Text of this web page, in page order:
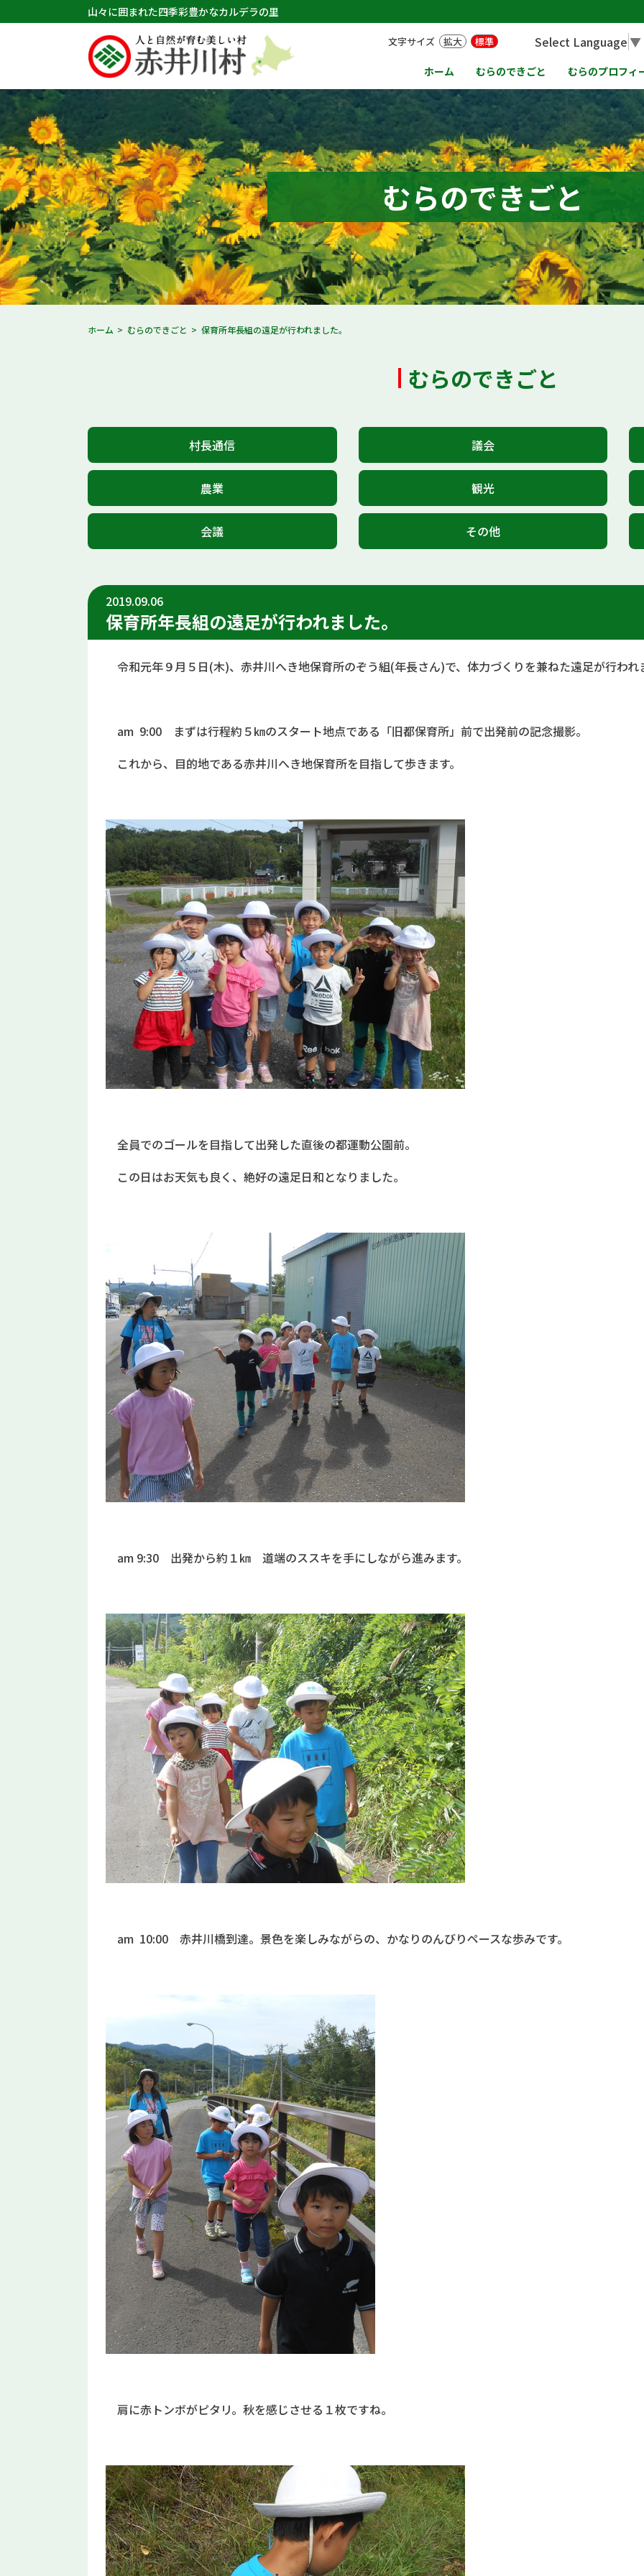
山々に囲まれた四季彩豊かなカルデラの里
ホーム むらのできごと むらのプロフィ
文字サイズ 拡大 標準 Select Language▼
むらのできごと
ホーム むらのできごと 保育所年長組の遠足が行われました。
むらのできごと
村長通信 議会
農業 観光
会議 その他
2019.09.06
保育所年長組の遠足が行われました。
令和元年９月５日(木)、赤井川へき地保育所のぞう組(年長さん)で、体力づくりを兼ねた遠足が行われ
am 9:00 まずは行程約５㎞のスタート地点である「旧都保育所」前で出発前の記念撮影。
これから、目的地である赤井川へき地保育所を目指して歩きます。
全員でのゴールを目指して出発した直後の都運動公園前。
この日はお天気も良く、絶好の遠足日和となりました。
am 9:30 出発から約１㎞ 道端のススキを手にしながら進みます。
am 10:00 赤井川橋到達。景色を楽しみながらの、かなりのんびりペースな歩みです。
肩に赤トンボがピタリ。秋を感じさせる１枚ですね。